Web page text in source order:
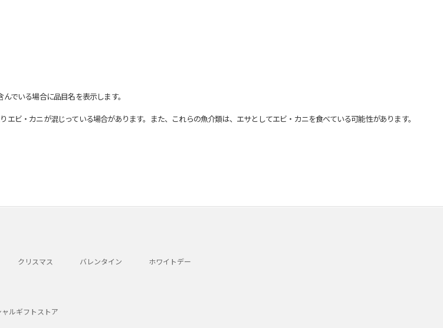
でいる場合に品目名を表示します。
・カニが混じっている場合があります。また、これらの魚介類は、エサとしてエビ・カニを食べている可能性があります。
クリスマス バレンタイン ホワイトデー
ャルギフトストア